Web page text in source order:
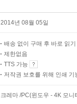
2014년 08월 05일
배송 없이 구매 후 바로 읽기
제한없음
TTS 가능
저작권 보호를 위해 인쇄 기
크레마 /PC(윈도우 - 4K 모